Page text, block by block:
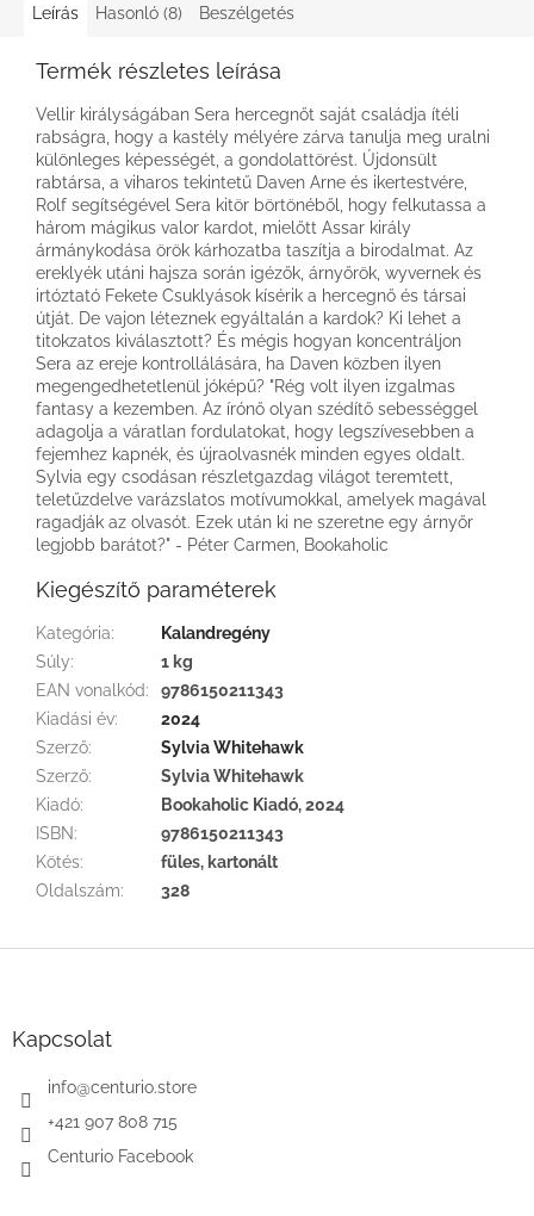
Leírás Hasonló (8) Beszélgetés
Termék részletes leírása
Vellir királyságában Sera hercegnőt saját családja ítéli
rabságra, hogy a kastély mélyére zárva tanulja meg uralni
különleges képességét, a gondolattörést. Újdonsült
rabtársa, a viharos tekintetű Daven Arne és ikertestvére,
Rolf segítségével Sera kitör börtönéből, hogy felkutassa a
három mágikus valor kardot, mielőtt Assar király
ármánykodása örök kárhozatba taszítja a birodalmat. Az
ereklyék utáni hajsza során igézők, árnyőrök, wyvernek és
irtóztató Fekete Csuklyások kísérik a hercegnő és társai
útját. De vajon léteznek egyáltalán a kardok? Ki lehet a
titokzatos kiválasztott? És mégis hogyan koncentráljon
Sera az ereje kontrollálására, ha Daven közben ilyen
megengedhetetlenül jóképű? "Rég volt ilyen izgalmas
fantasy a kezemben. Az írónő olyan szédítő sebességgel
adagolja a váratlan fordulatokat, hogy legszívesebben a
fejemhez kapnék, és újraolvasnék minden egyes oldalt.
Sylvia egy csodásan részletgazdag világot teremtett,
teletűzdelve varázslatos motívumokkal, amelyek magával
ragadják az olvasót. Ezek után ki ne szeretne egy árnyőr
legjobb barátot?" - Péter Carmen, Bookaholic
Kiegészítő paraméterek
Kategória:
Kalandregény
Súly:
1 kg
EAN vonalkód:
9786150211343
Kiadási év:
2024
Szerző:
Sylvia Whitehawk
Szerző:
Sylvia Whitehawk
Kiadó:
Bookaholic Kiadó, 2024
ISBN:
9786150211343
Kötés:
füles, kartonált
Oldalszám: 328
Kapcsolat
info@centurio.store
+421 907 808 715
Centurio Facebook